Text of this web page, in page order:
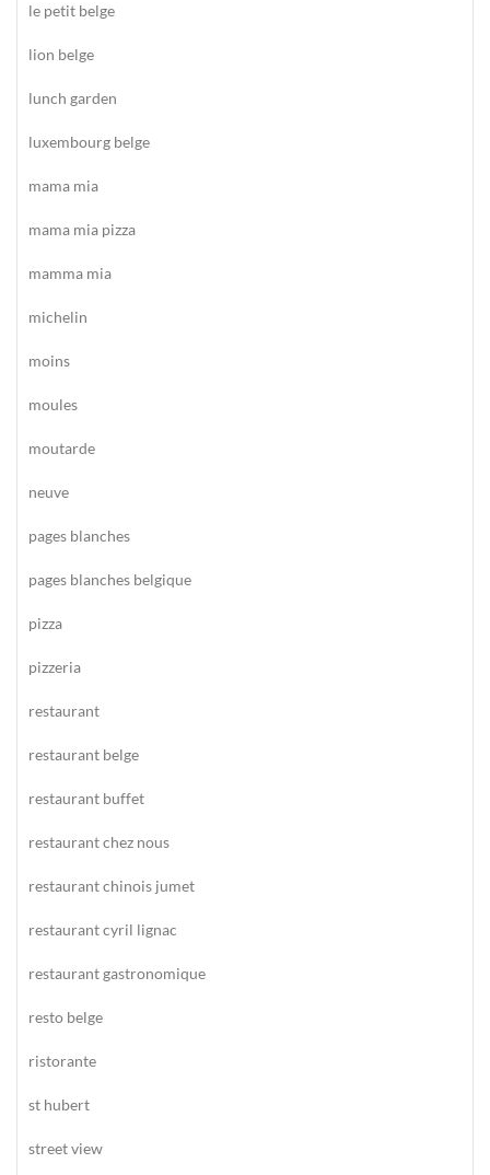
le petit belge
lion belge
lunch garden
luxembourg belge
mama mia
mama mia pizza
mamma mia
michelin
moins
moules
moutarde
neuve
pages blanches
pages blanches belgique
pizza
pizzeria
restaurant
restaurant belge
restaurant buffet
restaurant chez nous
restaurant chinois jumet
restaurant cyril lignac
restaurant gastronomique
resto belge
ristorante
st hubert
street view